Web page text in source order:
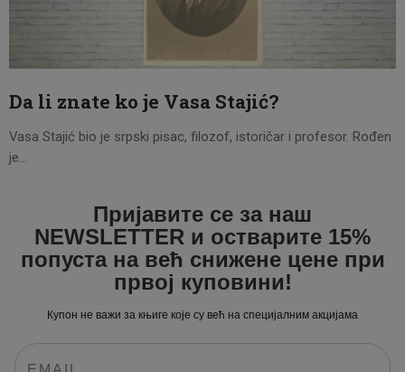
Da li znate ko je Vasa Stajić?
Vasa Stajić bio je srpski pisac, filozof, istoričar i profesor. Rođen
je…
Пријавите се за наш
NEWSLETTER и остварите 15%
попуста на већ снижене цене при
првој куповини!
Купон не важи за књиге које су већ на специјалним акцијама